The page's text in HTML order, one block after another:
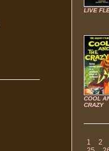
LIVE
COOL
CRAZY
1
2